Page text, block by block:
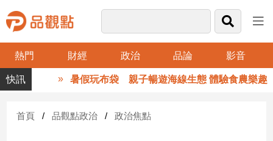
熱門 財經 政治 品論 影音
品
觀
財
暑假玩布袋 親子暢遊海線生態 體驗食農樂趣
首頁 品觀點政治 政治焦點